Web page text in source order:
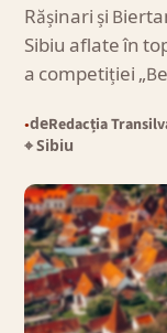
Rășinari și
Sibiu aflate în
a competiției
●deRedacția
⌖ Sibiu